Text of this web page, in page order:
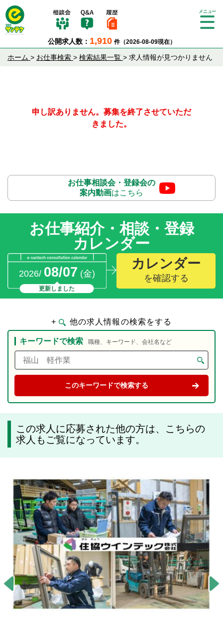
公開求人数： 1,910 件（2026-08-09現在）
Tog
ion
ホーム > お仕事検索 > 検索結果一覧 > 求人情報が見つかりません
申し訳ありません。募集を終了させていただ
きました。
お仕事相談会・登録会の
案内動画はこちら
お仕事紹介・相談・登録
カレンダー
2026/ 08/07 (金)
更新しました
カレンダー
を確認する
+ 他の求人情報の検索をする
キーワードで検索 職種、キーワード、会社名など
この求人に応募された他の方は、こちらの
求人もご覧になっています。